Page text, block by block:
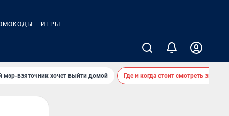
ИГРЫ
мэр-взяточник хочет выйти домой Где и когда стоит смотреть